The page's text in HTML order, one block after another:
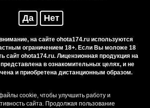
Да Нет
на сайте ohota174.ru используются
ограничением 18+. Если Вы моложе 18
сайт ohota174.ru. Лицензионная продукция на
в ознакомительных целях, и не
и приобретена дистанционным образом.
cookie, чтобы улучшить работу и
сайта. Продолжая пользование
Резервирование
лицензионных товаров
Бренды
Карта сайта